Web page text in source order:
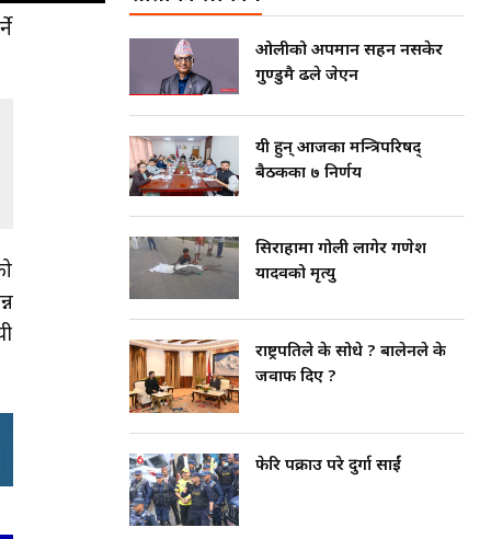
ओलीको अपमान सहन नसकेर
गुण्डुमै ढले जेएन
यी हुन् आजका मन्त्रिपरिषद्
बैठकका ७ निर्णय
सिराहामा गोली लागेर गणेश
यादवको मृत्यु
राष्ट्रपतिले के सोधे ? बालेनले के
जवाफ दिए ?
फेरि पक्राउ परे दुर्गा प्रसाईं